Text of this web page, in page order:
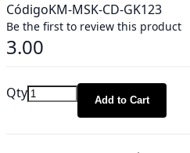
CódigoKM-MSK-CD-GK123
Be the first to review this product
3.00
Qty Add to Cart